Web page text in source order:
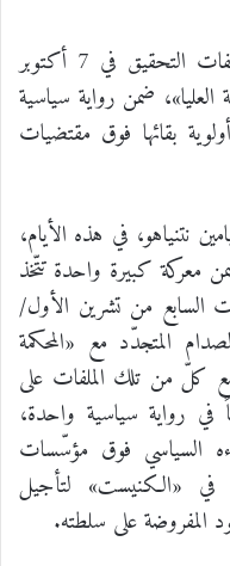
تسعى المعارضة الإسرائيلية إلى دمج ملفات التحقيق في 7 أكتوبر
العليا»، ضمن رواية سياسية
بقائها فوق مقتضيات
نتنياهو، في هذه الأيام،
كبيرة واحدة تتّخذ
السابع من تشرين الأول/
المتجدّد مع «المحكمة
مع كلّ من تلك الملفات على
في رواية سياسية واحدة،
السياسي فوق مؤسّسات
في «الكنيست» لتأجيل
المفروضة على سلطته.